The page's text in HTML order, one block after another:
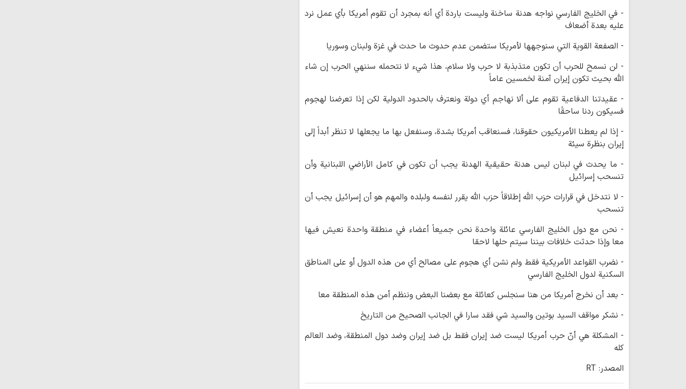
- في الخليج الفارسي نواجه هدنة ساخنة وليست باردة أي أنه بمجرد أن تقوم أمريكا بأي عمل نرد
عليه بعدة أضعاف
- الصفعة القوية التي سنوجهها لأمريكا ستضمن عدم حدوث ما حدث في غزة ولبنان وسوريا
- لن نسمح للحرب أن تكون متذبذبة لا حرب ولا سلام، هذا شيء لا نتحمله سننهي الحرب إن شاء
الله بحيث تكون إيران آمنة لخمسين عاماً
- عقيدتنا الدفاعية تقوم على ألا نهاجم أي دولة ونعترف بالحدود الدولية لكن إذا تعرضنا لهجوم
فسيكون ردنا ساحقًا
- إذا لم يعطنا الأمريكيون حقوقنا، فسنعاقب أمريكا بشدة، وسنفعل بها ما يجعلها لا تنظر أبداً إلى
إيران بنظرة سيئة
- ما يحدث في لبنان ليس هدنة حقيقية الهدنة يجب أن تكون في كامل الأراضي اللبنانية وأن
تنسحب إسرائيل
- لا نتدخل في قرارات حزب الله إطلاقاً حزب الله يقرر لنفسه ولبلده والمهم هو أن إسرائيل يجب أن
تنسحب
- نحن مع دول الخليج الفارسي عائلة واحدة نحن جميعاً أعضاء في منطقة واحدة نعيش فيها
معا وإذا حدثت خلافات بيننا سيتم حلها لاحقا
- نضرب القواعد الأمريكية فقط ولم نشن أي هجوم على مصالح أي من هذه الدول أو على المناطق
السكنية لدول الخليج الفارسي
- بعد أن نخرج أمريكا من هنا سنجلس كعائلة مع بعضنا البعض وننظم أمن هذه المنطقة معا
- نشكر مواقف السيد بوتين والسيد شي فقد سارا في الجانب الصحيح من التاريخ
- المشكلة هي أنّ حرب أمريكا ليست ضد إيران فقط بل ضد إيران وضد دول المنطقة، وضد العالم
كله
المصدر: RT